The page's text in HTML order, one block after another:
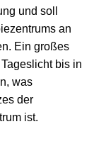
und soll
an
Ein großes
bis in
was
der
ist.